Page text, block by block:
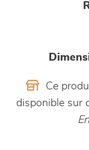
Ce
disponible sur